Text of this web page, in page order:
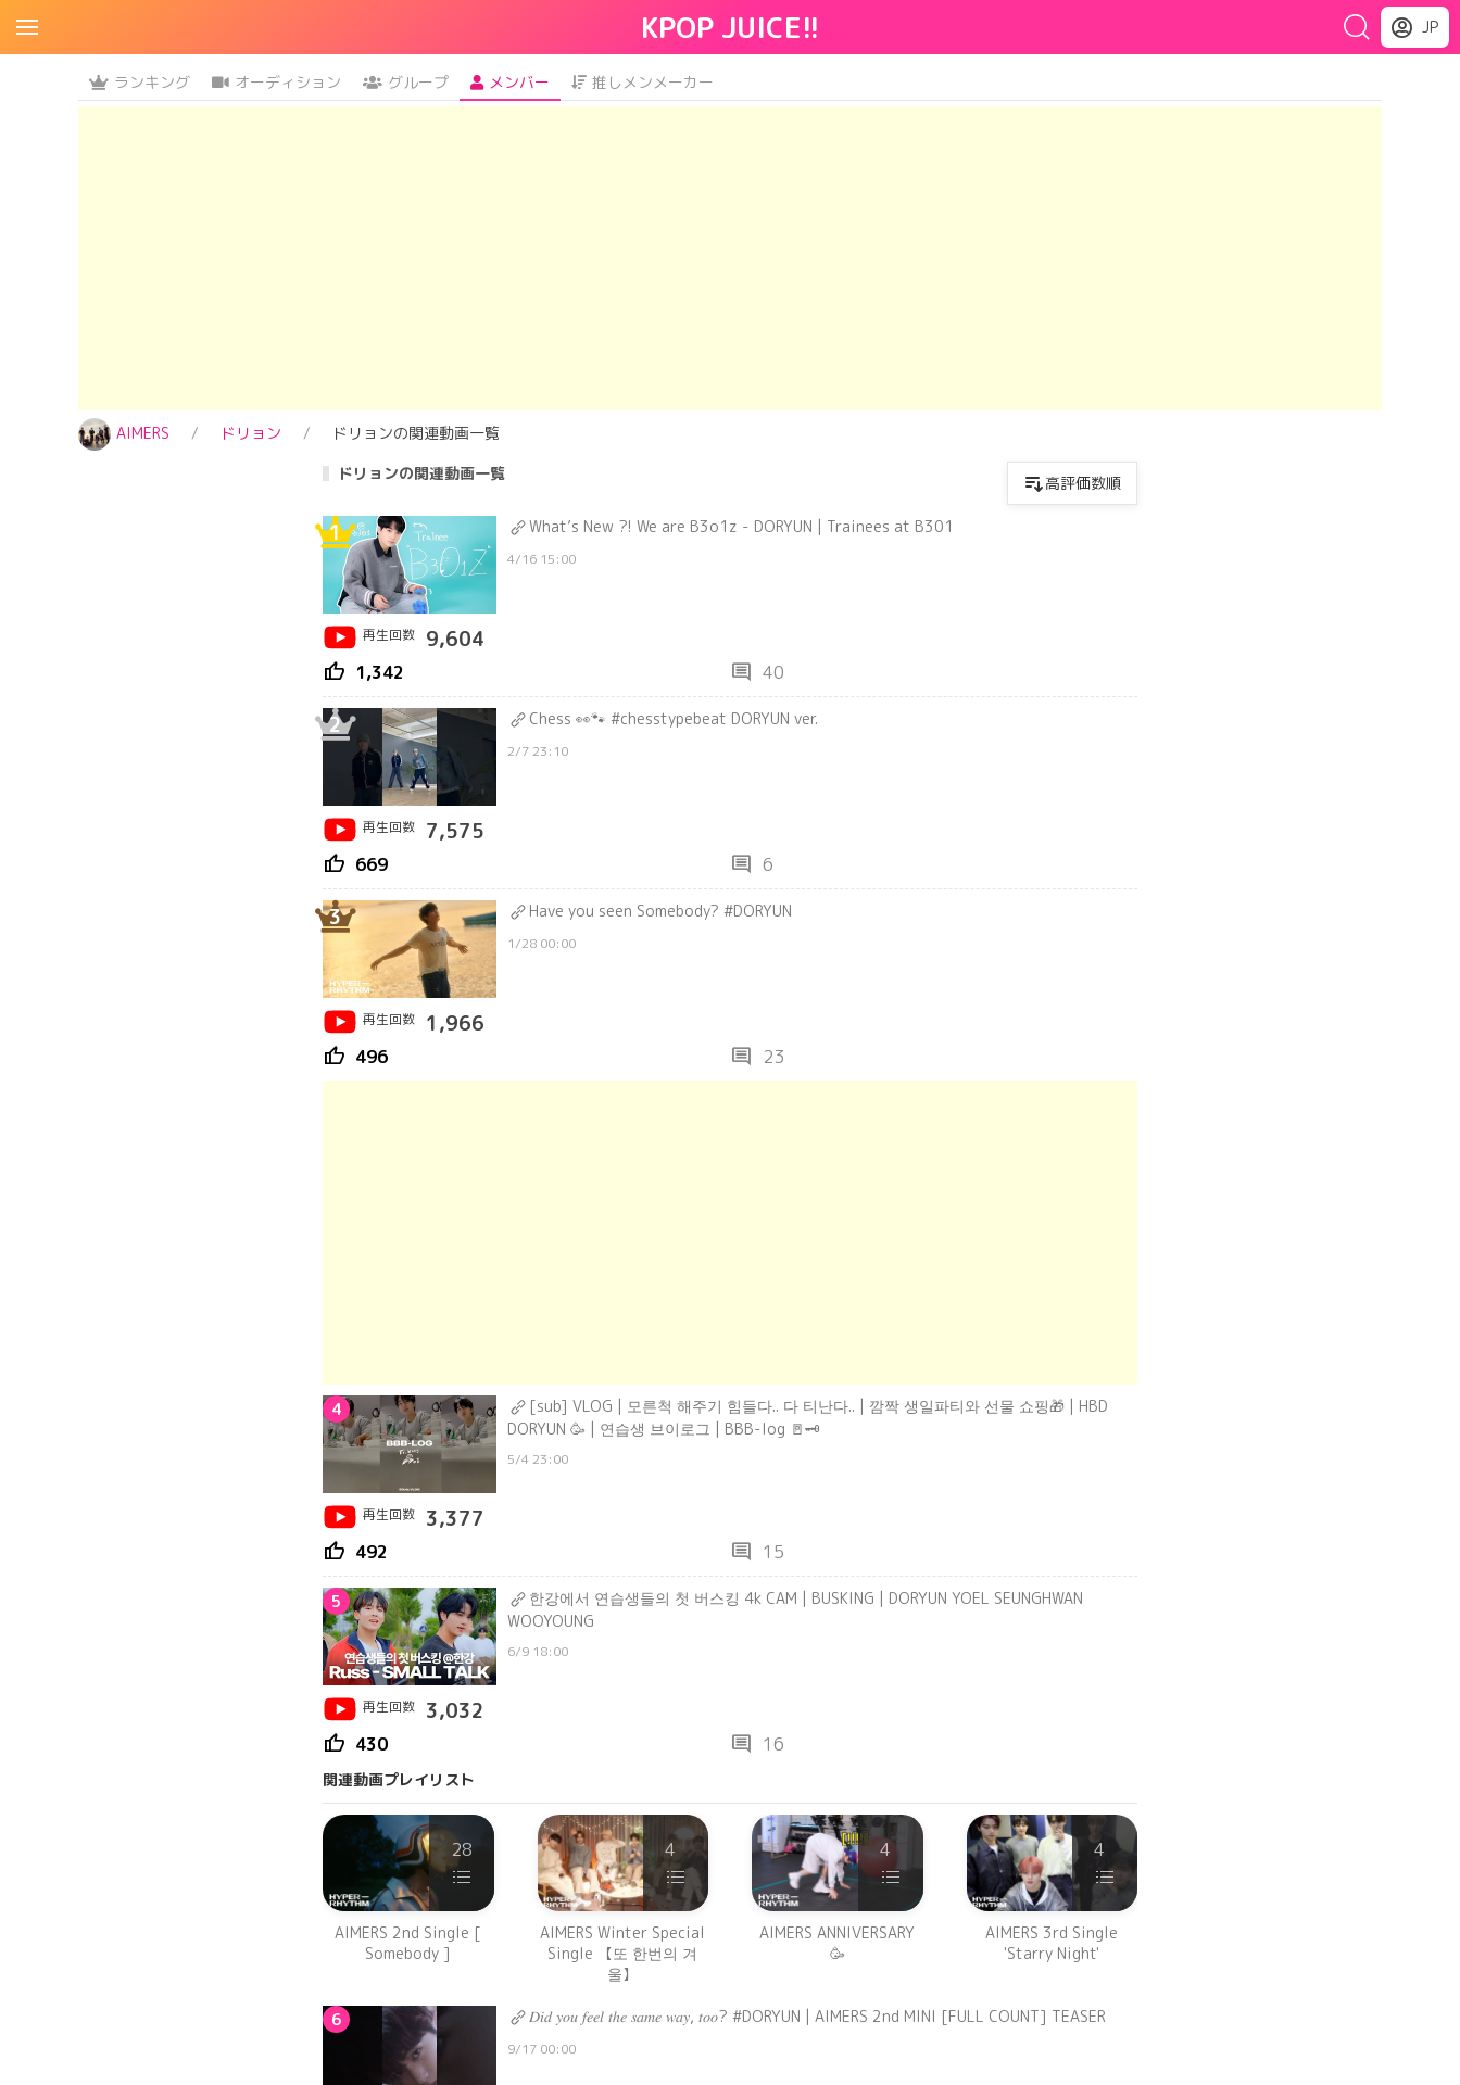
KPOP JUICE!! JP
ランキング オーディション グループ メンバー 推しメンメーカー
AIMERS ドリョン
ドリョンの関連動画一覧
ドリョンの関連動画一覧
高評価数順
1 What’s New ?! We are B3o1z - DORYUN | Trainees at B301
4/16 15:00
再生回数 9,604
thumb_up 1,342 comment 40
2 Chess 👀🐾 #chesstypebeat DORYUN ver.
2/7 23:10
再生回数 7,575
thumb_up 669 comment 6
3 Have you seen Somebody? #DORYUN
1/28 00:00
再生回数 1,966
thumb_up 496 comment 23
4
[sub] VLOG | 모른척 해주기 힘들다.. 다 티난다.. | 깜짝 생일파티와 선물 쇼핑🎁 | HBD
DORYUN 🥳 | 연습생 브이로그 | BBB-log 🚪🗝
5/4 23:00
再生回数 3,377
thumb_up 492 comment 15
5
한강에서 연습생들의 첫 버스킹 4k CAM | BUSKING | DORYUN YOEL SEUNGHWAN
WOOYOUNG
6/9 18:00
再生回数 3,032
thumb_up 430 comment 16
関連動画プレイリスト
28
AIMERS 2nd Single [
Somebody ]
4
AIMERS Winter Special
Single 【또 한번의 겨
울】
4
AIMERS ANNIVERSARY
🥳
4
AIMERS 3rd Single
'Starry Night'
6 𝐷𝑖𝑑 𝑦𝑜𝑢 𝑓𝑒𝑒𝑙 𝑡ℎ𝑒 𝑠𝑎𝑚𝑒 𝑤𝑎𝑦, 𝑡𝑜𝑜? #DORYUN | AIMERS 2nd MINI [FULL COUNT] TEASER
9/17 00:00